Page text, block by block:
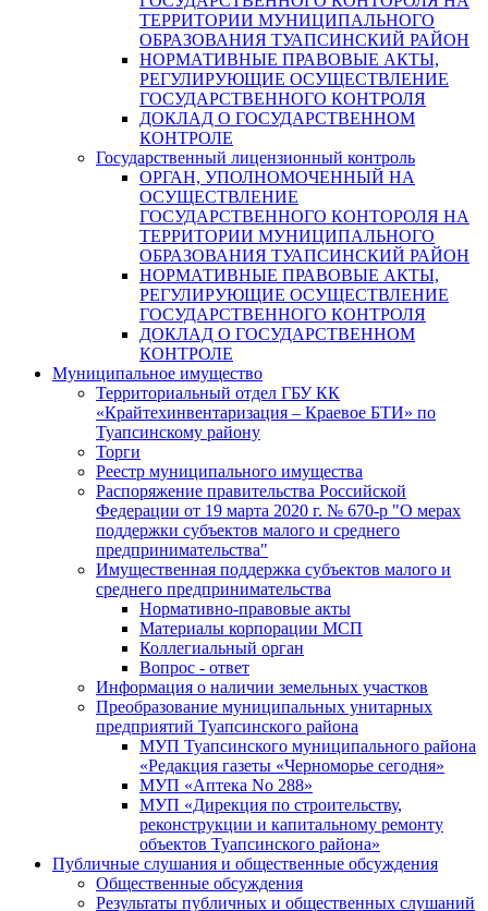
ТЕРРИТОРИИ МУНИЦИПАЛЬНОГО
ОБРАЗОВАНИЯ ТУАПСИНСКИЙ РАЙОН
НОРМАТИВНЫЕ ПРАВОВЫЕ АКТЫ,
РЕГУЛИРУЮЩИЕ ОСУЩЕСТВЛЕНИЕ
ГОСУДАРСТВЕННОГО КОНТРОЛЯ
ДОКЛАД О ГОСУДАРСТВЕННОМ
КОНТРОЛЕ
Государственный лицензионный контроль
ОРГАН, УПОЛНОМОЧЕННЫЙ НА
ОСУЩЕСТВЛЕНИЕ
ГОСУДАРСТВЕННОГО КОНТОРОЛЯ НА
ТЕРРИТОРИИ МУНИЦИПАЛЬНОГО
ОБРАЗОВАНИЯ ТУАПСИНСКИЙ РАЙОН
НОРМАТИВНЫЕ ПРАВОВЫЕ АКТЫ,
РЕГУЛИРУЮЩИЕ ОСУЩЕСТВЛЕНИЕ
ГОСУДАРСТВЕННОГО КОНТРОЛЯ
ДОКЛАД О ГОСУДАРСТВЕННОМ
КОНТРОЛЕ
Муниципальное имущество
Территориальный отдел ГБУ КК
«Крайтехинвентаризация – Краевое БТИ» по
Туапсинскому району
Торги
Реестр муниципального имущества
Распоряжение правительства Российской
Федерации от 19 марта 2020 г. № 670-р "О мерах
поддержки субъектов малого и среднего
предпринимательства"
Имущественная поддержка субъектов малого и
среднего предпринимательства
Нормативно-правовые акты
Материалы корпорации МСП
Коллегиальный орган
Вопрос - ответ
Информация о наличии земельных участков
Преобразование муниципальных унитарных
предприятий Туапсинского района
МУП Туапсинского муниципального района
«Редакция газеты «Черноморье сегодня»
МУП «Аптека No 288»
МУП «Дирекция по строительству,
реконструкции и капитальному ремонту
объектов Туапсинского района»
Публичные слушания и общественные обсуждения
Общественные обсуждения
Результаты публичных и общественных слушаний